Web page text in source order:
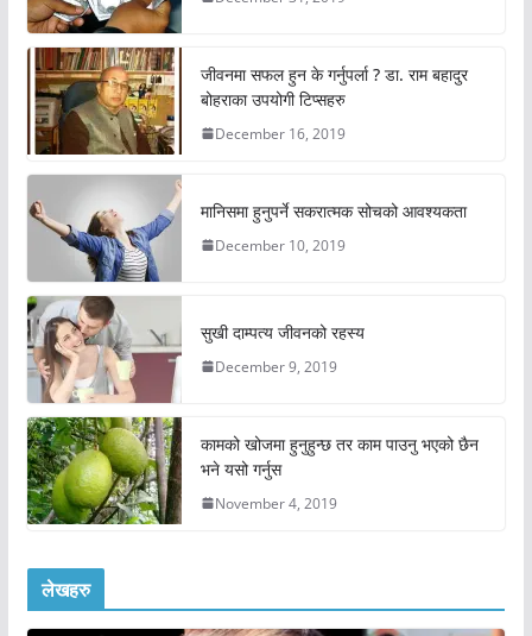
जीवनमा सफल हुन के गर्नुपर्ला ? डा. राम बहादुर
बोहराका उपयोगी टिप्सहरु
December 16, 2019
मानिसमा हुनुपर्ने सकरात्मक सोचको आवश्यकता
December 10, 2019
सुखी दाम्पत्य जीवनको रहस्य
December 9, 2019
कामको खोजमा हुनुहुन्छ तर काम पाउनु भएको छैन
भने यसो गर्नुस
November 4, 2019
लेखहरु